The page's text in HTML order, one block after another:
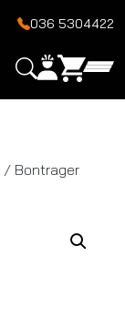
036 5304422
/ Bontrager